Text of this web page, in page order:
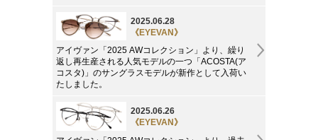
2025.06.28
《EYEVAN》
アイヴァン「2025 AWコレクション」より、繰り
返し再生産される人気モデルの一つ「ACOSTA(ア
コスタ)」のサングラスモデルが新作として入荷い
たしました。
2025.06.26
《EYEVAN》